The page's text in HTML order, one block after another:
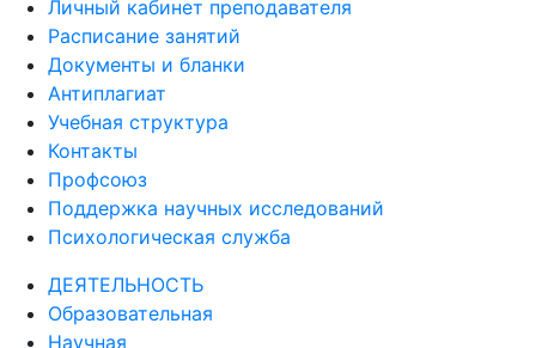
Личный кабинет преподавателя
Расписание занятий
Документы и бланки
Антиплагиат
Учебная структура
Контакты
Профсоюз
Поддержка научных исследований
Психологическая служба
ДЕЯТЕЛЬНОСТЬ
Образовательная
Научная